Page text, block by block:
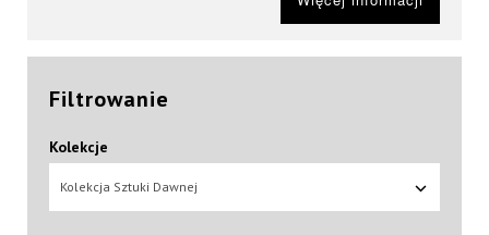
Filtrowanie
Kolekcje
Kolekcja Sztuki Dawnej